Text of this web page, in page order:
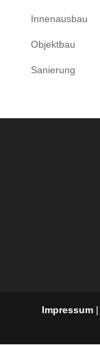
Innenausbau
Objektbau
Sanierung
Impressum |